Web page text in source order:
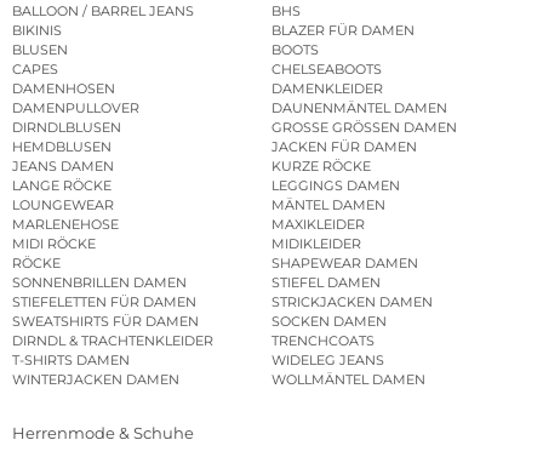
BALLOON / BARREL JEANS
BHS
BIKINIS
BLAZER FÜR DAMEN
BLUSEN
BOOTS
CAPES
CHELSEABOOTS
DAMENHOSEN
DAMENKLEIDER
DAMENPULLOVER
DAUNENMÄNTEL DAMEN
DIRNDLBLUSEN
GROSSE GRÖSSEN DAMEN
HEMDBLUSEN
JACKEN FÜR DAMEN
JEANS DAMEN
KURZE RÖCKE
LANGE RÖCKE
LEGGINGS DAMEN
LOUNGEWEAR
MÄNTEL DAMEN
MARLENEHOSE
MAXIKLEIDER
MIDI RÖCKE
MIDIKLEIDER
RÖCKE
SHAPEWEAR DAMEN
SONNENBRILLEN DAMEN
STIEFEL DAMEN
STIEFELETTEN FÜR DAMEN
STRICKJACKEN DAMEN
SWEATSHIRTS FÜR DAMEN
SOCKEN DAMEN
DIRNDL & TRACHTENKLEIDER
TRENCHCOATS
T-SHIRTS DAMEN
WIDELEG JEANS
WINTERJACKEN DAMEN
WOLLMÄNTEL DAMEN
Herrenmode & Schuhe